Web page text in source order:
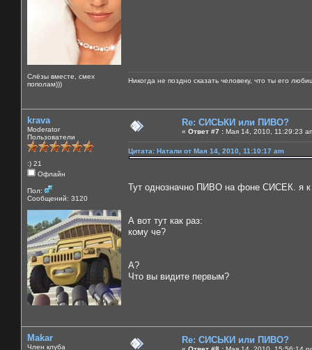
Слёзы вместе, смех
пополам)))
Никогда не поздно сказать человеку, что ты его
krava
Moderator
Пользователи
:) 21
Офлайн
Пол:
Сообщений: 3120
Re: СИСЬКИ или ПИВО?
« Ответ #7 : Мая 14, 2010, 11:29:23
Цитата: Натали от Мая 14, 2010, 11:10:17 am
Тут однозначно ПИВО на фоне СИСЕК. я к
А вот тут как раз:
кому че?
А?
Что вы видите первым?
Makar
Член клуба
Re: СИСЬКИ или ПИВО?